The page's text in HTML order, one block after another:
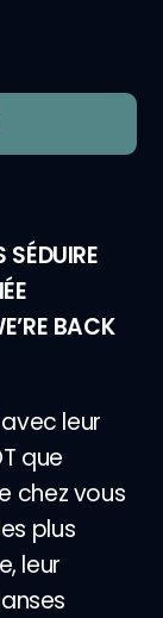
BACK
avec leur
que
chez vous
plus
leur